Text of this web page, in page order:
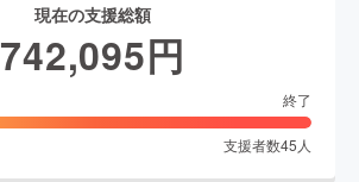
現在の支援総額
742,095円
終了
支援者数45 人